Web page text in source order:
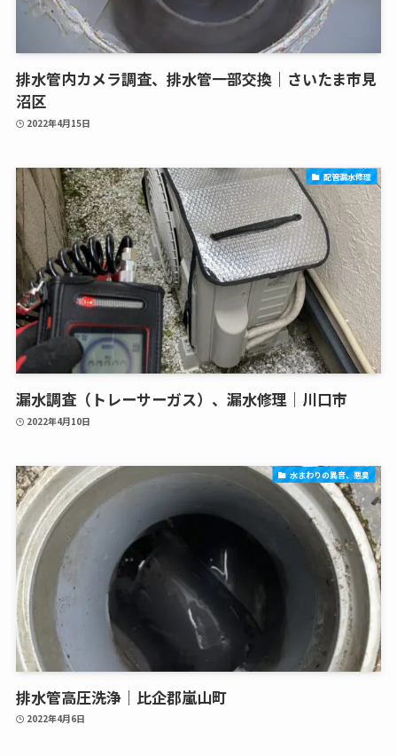
排水管内カメラ調査、排水管一部交換｜さいたま市見
沼区
2022年4月15日
配管漏水修理
漏水調査（トレーサーガス）、漏水修理｜川口市
2022年4月10日
水まわりの異音、悪臭
排水管高圧洗浄｜比企郡嵐山町
2022年4月6日